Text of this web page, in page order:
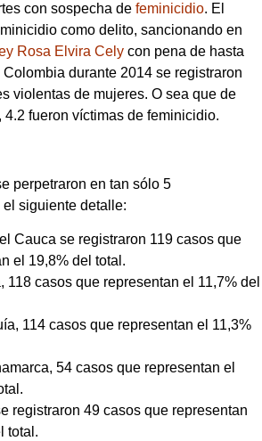
con sospecha de feminicidio. El
como delito, sancionando en
Rosa Elvira Cely con pena de hasta
durante 2014 se registraron
violentas de mujeres. O sea que de
fueron víctimas de feminicidio.
perpetraron en tan sólo 5
siguiente detalle:
Cauca se registraron 119 casos que
el 19,8% del total.
118 casos que representan el 11,7% del
114 casos que representan el 11,3%
54 casos que representan el
registraron 49 casos que representan
total.